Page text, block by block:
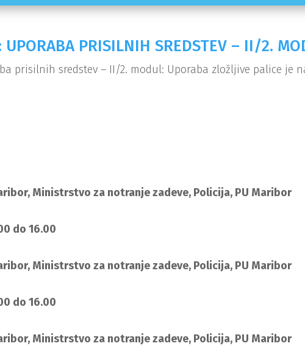
UPORABA PRISILNIH SREDSTEV – II/2.
prisilnih sredstev – II/2. modul: Uporaba zložljive palice je
Ministrstvo za notranje zadeve, Policija, PU Maribor
do 16.00
Ministrstvo za notranje zadeve, Policija, PU Maribor
do 16.00
Ministrstvo za notranje zadeve, Policija, PU Maribor